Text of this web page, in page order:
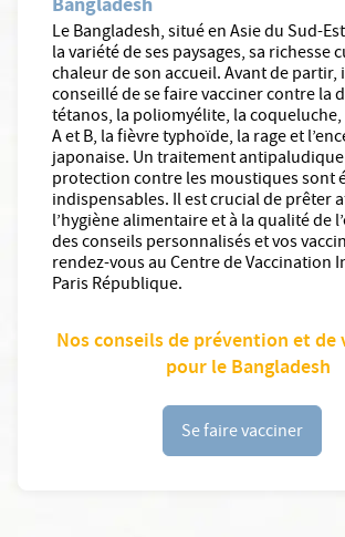
Le Bangladesh, situé en Asie du Sud-
la variété de ses paysages, sa richesse
chaleur de son accueil. Avant de partir,
conseillé de se faire vacciner contre la
tétanos, la poliomyélite, la
A et B, la fièvre typhoïde, la rage et
japonaise. Un traitement
protection contre les moustiques sont
indispensables. Il est crucial de prêter
l’hygiène alimentaire et à la qualité de
des conseils personnalisés et vos
rendez-vous au Centre de Vaccination
Paris République.
Nos conseils de prévention et de
pour le Bangladesh
Se faire vacciner